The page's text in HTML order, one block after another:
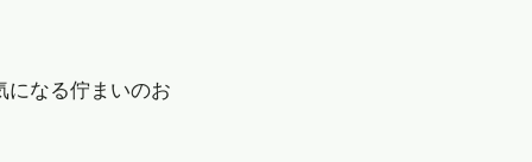
になる佇まいのお